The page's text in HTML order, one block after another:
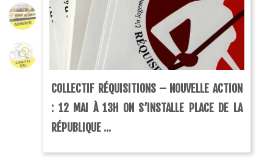
COLLECTIF RÉQUISITIONS – NOUVELLE ACTION
: 12 MAI À 13H ON S’INSTALLE PLACE DE LA
RÉPUBLIQUE ...